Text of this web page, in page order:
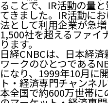
ることで、IR活動の量
てきました。IR活動に
法として利用企業が急
1,500社を超えるファイ
ります。
日経CNBCは、日本経
ワークのひとつである
になり、1999年10月に
ト・経済専門チャンネ
本全国で約600万世帯